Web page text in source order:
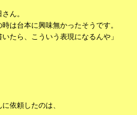
ん。
は台本に興味無かったそうです。
たら、こういう表現になるんや」
依頼したのは、